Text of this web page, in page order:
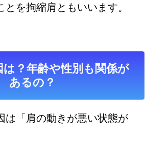
とを拘縮肩ともいいます。
は？年齢や性別も関係が
あるの？
は「肩の動きが悪い状態が